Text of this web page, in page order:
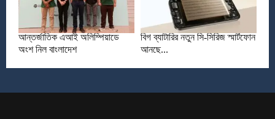
আন্তর্জাতিক এআই অলিম্পিয়াডে
অংশ নিল বাংলাদেশ
বিগ ব্যাটারির নতুন সি-সিরিজ স্মার্টফোন
আনছে...